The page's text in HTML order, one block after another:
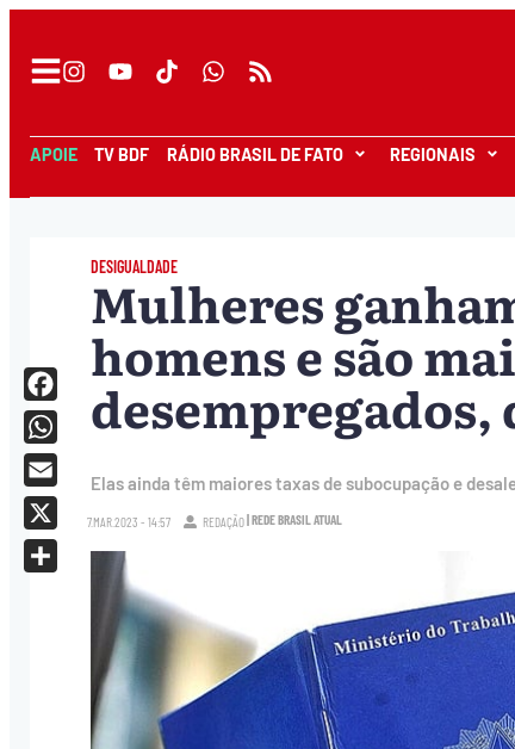
APOIE TV BDF RÁDIO BRASIL DE FATO REGIONAIS
DESIGUALDADE
Mulheres
homens e são
desempregados,
Elas ainda têm maiores taxas de subocupação e
7.MAR.2023 - 14:57 REDAÇÃO| REDE BRASIL ATUAL
Facebook
WhatsApp
Email
X